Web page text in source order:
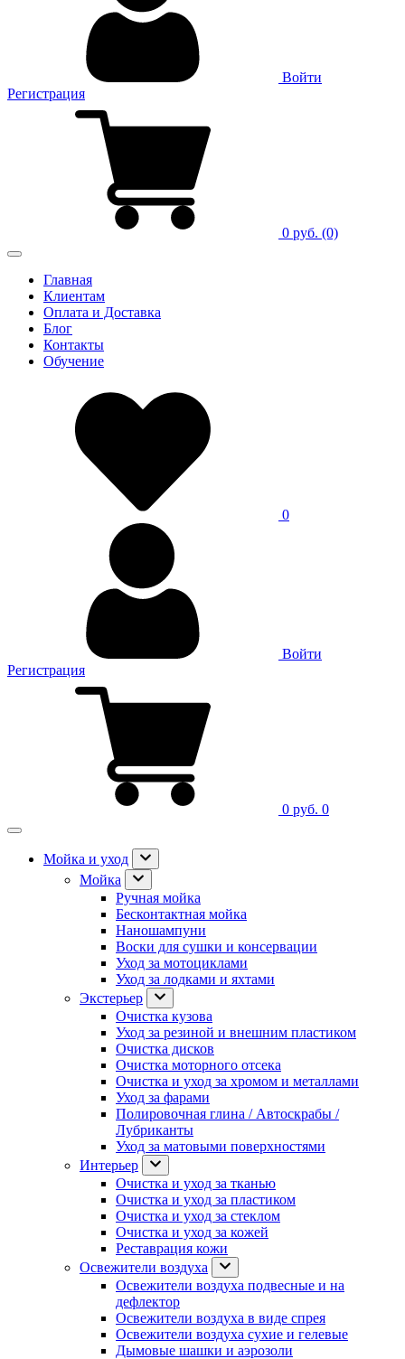
Войти
Регистрация
0 руб. (0)
Главная
Клиентам
Оплата и Доставка
Блог
Контакты
Обучение
0
Войти
Регистрация
0 руб. 0
Мойка и уход
Мойка
Ручная мойка
Бесконтактная мойка
Наношампуни
Воски для сушки и консервации
Уход за мотоциклами
Уход за лодками и яхтами
Экстерьер
Очистка кузова
Уход за резиной и внешним пластиком
Очистка дисков
Очистка моторного отсека
Очистка и уход за хромом и металлами
Уход за фарами
Полировочная глина / Автоскрабы /
Лубриканты
Уход за матовыми поверхностями
Интерьер
Очистка и уход за тканью
Очистка и уход за пластиком
Очистка и уход за стеклом
Очистка и уход за кожей
Реставрация кожи
Освежители воздуха
Освежители воздуха подвесные и на
дефлектор
Освежители воздуха в виде спрея
Освежители воздуха сухие и гелевые
Дымовые шашки и аэрозоли